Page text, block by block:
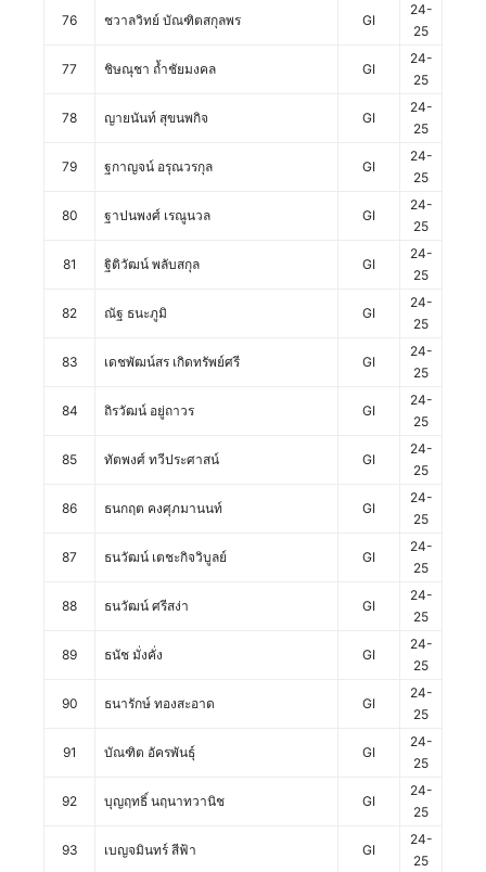
76 ชวาลวิทย์ บัณฑิตสกุลพร GI
24-
25
77 ชิษณุชา ถ้ำชัยมงคล GI
24-
25
78 ญายนันท์ สุขนพกิจ GI
24-
25
79 ฐกาญจน์ อรุณวรกุล GI
24-
25
80 ฐาปนพงศ์ เรณูนวล GI
24-
25
81 ฐิติวัฒน์ พลับสกุล GI
24-
25
82 ณัฐ ธนะภูมิ GI
24-
25
83 เดชพัฒน์สร เกิดทรัพย์ศรี GI
24-
25
84 ถิรวัฒน์ อยู่ถาวร GI
24-
25
85 ทัตพงศ์ ทวีประศาสน์ GI
24-
25
86 ธนกฤต คงศุภมานนท์ GI
24-
25
87 ธนวัฒน์ เตชะกิจวิบูลย์ GI
24-
25
88 ธนวัฒน์ ศรีสง่า GI
24-
25
89 ธนัช มั่งคั่ง GI
24-
25
90 ธนารักษ์ ทองสะอาด GI
24-
25
91 บัณฑิต อัครพันธุ์ GI
24-
25
92 บุญฤทธิ์ นฤนาทวานิช GI
24-
25
93 เบญจมินทร์ สีฟ้า GI
24-
25